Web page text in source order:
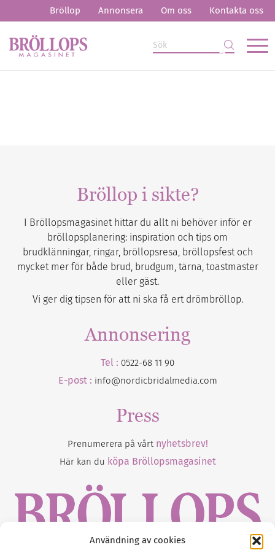
Användning av cookies
Bröllop Annonsera Om oss Kontakta oss
Bröllop i sikte?
I Bröllopsmagasinet hittar du allt ni behöver inför er
bröllopsplanering: inspiration och tips om
brudklänningar, ringar, bröllopsresa, bröllopsfest och
mycket mer för både brud, brudgum, tärna, toastmaster
eller gäst.
Vi ger dig tipsen för att ni ska få ert drömbröllop.
Annonsering
Tel : 0522-68 11 90
E-post : info@nordicbridalmedia.com
Press
Prenumerera på vårt nyhetsbrev!
Här kan du köpa Bröllopsmagasinet